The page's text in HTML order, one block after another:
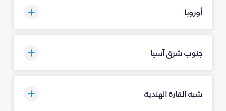
أوروبا
جنوب شرق آسيا
شبه القارة الهندية